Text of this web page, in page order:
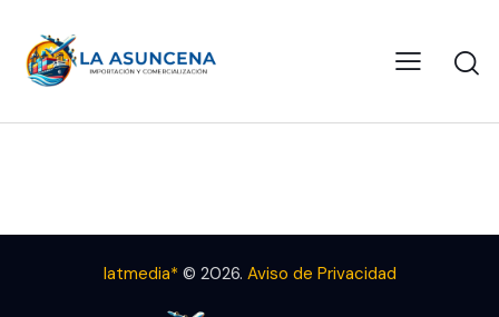
latmedia* © 2026. Aviso de Privacidad